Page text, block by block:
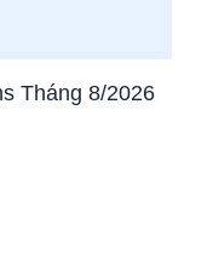
Tháng 8/2026